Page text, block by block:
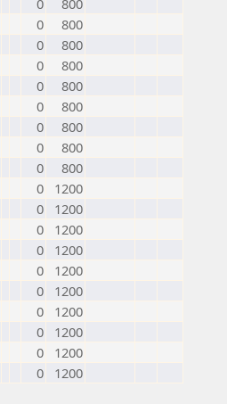
0
800
0
800
0
800
0
800
0
800
0
800
0
800
0
800
0
800
0
1200
0
1200
0
1200
0
1200
0
1200
0
1200
0
1200
0
1200
0
1200
0
1200